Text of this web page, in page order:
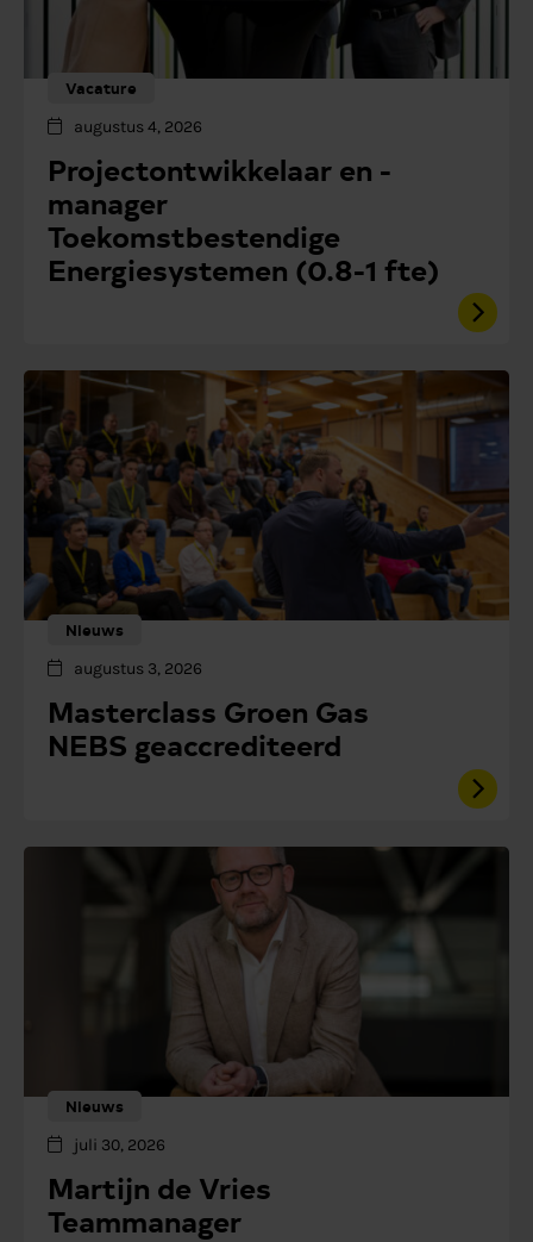
Vacature
augustus 4, 2026
Projectontwikkelaar en -
manager
Toekomstbestendige
Energiesystemen (0.8-1 fte)
Nieuws
augustus 3, 2026
Masterclass Groen Gas
NEBS geaccrediteerd
Nieuws
juli 30, 2026
Martijn de Vries
Teammanager